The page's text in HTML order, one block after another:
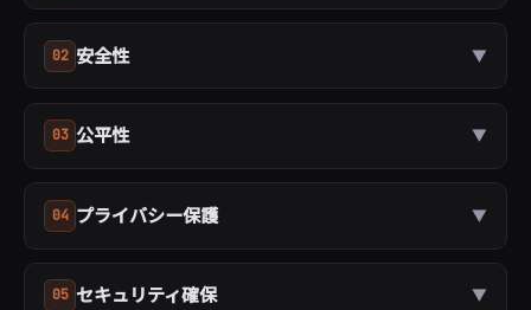
02 安全性 ▼
03 公平性 ▼
04 プライバシー保護 ▼
05 セキュリティ確保 ▼